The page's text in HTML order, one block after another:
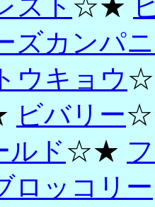
スト ☆★
ズカンパ
ウキョウ
ビバリー
ルド☆★
ロッコリー